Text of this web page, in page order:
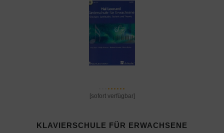
[sofort verfügbar]
KLAVIERSCHULE FÜR ERWACHSENE